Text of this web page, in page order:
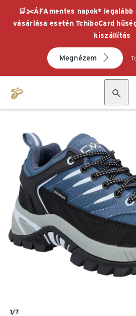
🛒✂️ÁFAmentes napok*
vásárlása esetén TchiboCard
kiszállítás
Megnézem
1/7